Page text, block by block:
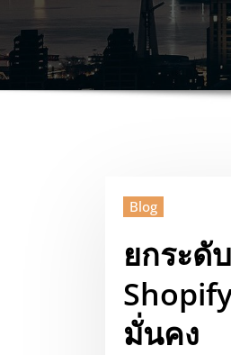
Blog
ยกระดั
มั่นคง